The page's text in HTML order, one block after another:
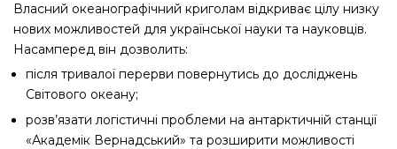
Власний океанографічний криголам відкриває цілу низку
нових можливостей для української науки та науковців.
Насамперед він дозволить:
після тривалої перерви повернутись до досліджень
Світового океану;
розв’язати логістичні проблеми на антарктичній станції
«Академік Вернадський» та розширити можливості